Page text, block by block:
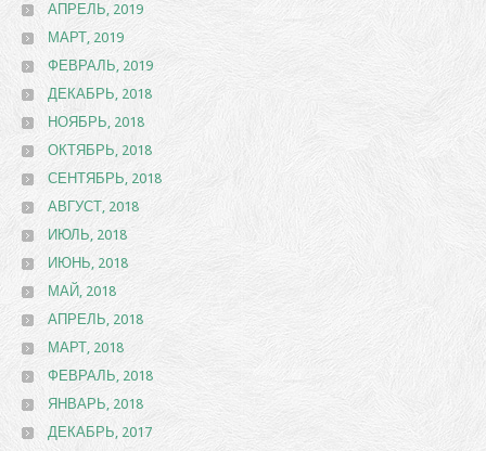
АПРЕЛЬ, 2019
МАРТ, 2019
ФЕВРАЛЬ, 2019
ДЕКАБРЬ, 2018
НОЯБРЬ, 2018
ОКТЯБРЬ, 2018
СЕНТЯБРЬ, 2018
АВГУСТ, 2018
ИЮЛЬ, 2018
ИЮНЬ, 2018
МАЙ, 2018
АПРЕЛЬ, 2018
МАРТ, 2018
ФЕВРАЛЬ, 2018
ЯНВАРЬ, 2018
ДЕКАБРЬ, 2017